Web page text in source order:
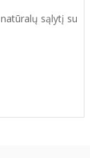
sąlytį su